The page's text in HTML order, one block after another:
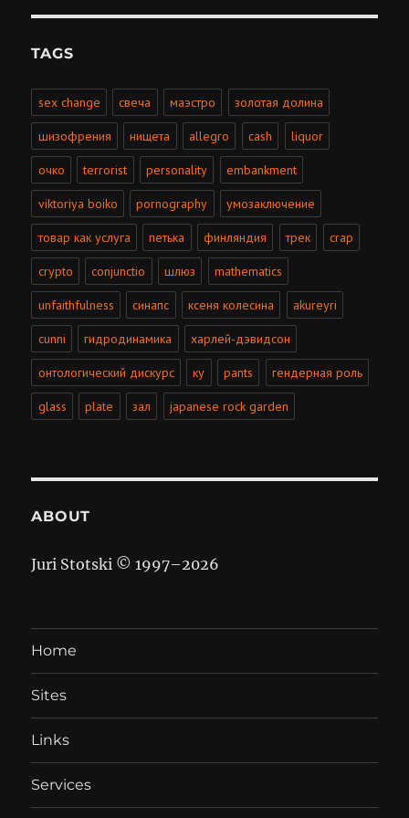
TAGS
sex change свеча маэстро золотая долина
шизофрения нищета allegro cash liquor
очко terrorist personality embankment
viktoriya boiko pornography умозаключение
товар как услуга петька финляндия трек crap
crypto conjunctio шлюз mathematics
unfaithfulness синапс ксеня колесина akureyri
cunni гидродинамика харлей-дэвидсон
онтологический дискурс ку pants гендерная роль
glass plate зал japanese rock garden
ABOUT
Juri Stotski © 1997–2026
Home
Sites
Links
Services